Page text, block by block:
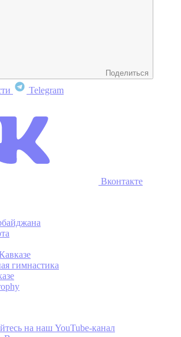
Поделиться
Telegram
Вконтакте
гимнастика
на наш YouTube-канал